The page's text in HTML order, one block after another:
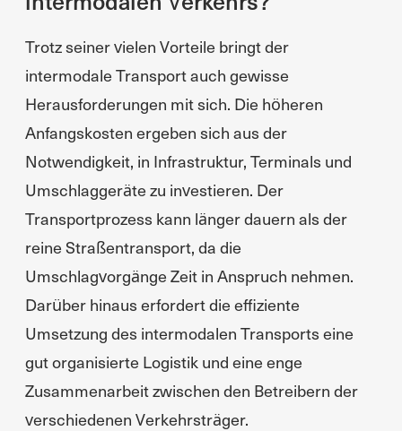
Trotz seiner vielen Vorteile bringt der
intermodale Transport auch gewisse
Herausforderungen mit sich. Die höheren
Anfangskosten ergeben sich aus der
Notwendigkeit, in Infrastruktur, Terminals und
Umschlaggeräte zu investieren. Der
Transportprozess kann länger dauern als der
reine Straßentransport, da die
Umschlagvorgänge Zeit in Anspruch nehmen.
Darüber hinaus erfordert die effiziente
Umsetzung des intermodalen Transports eine
gut organisierte Logistik und eine enge
Zusammenarbeit zwischen den Betreibern der
verschiedenen Verkehrsträger.